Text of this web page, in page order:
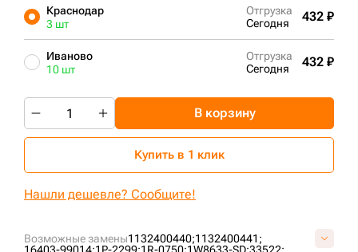
Возможные замены1132400440;1132400441;
Краснодар
3 шт
Отгрузка
Сегодня
432 ₽
Иваново
10 шт
Отгрузка
Сегодня
432 ₽
В корзину
Купить в 1 клик
Нашли дешевле? Сообщите!